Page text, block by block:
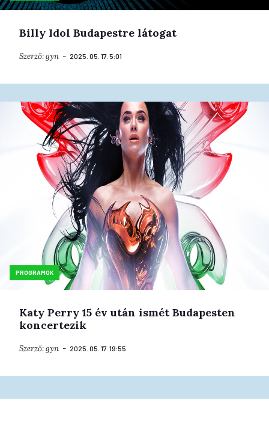
Billy Idol Budapestre látogat
Szerző:gyn 2025. 05. 17. 5:01
PROGRAMOK
Katy Perry 15 év után ismét Budapesten
koncertezik
Szerző:gyn 2025. 05. 17. 19:55